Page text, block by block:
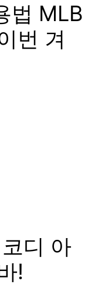
법 MLB
번 겨
디 아
!